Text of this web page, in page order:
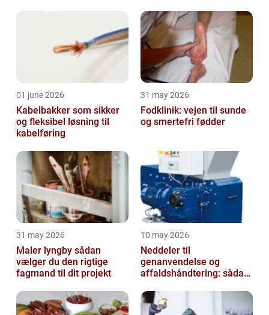
01 june 2026
Kabelbakker som sikker
og fleksibel løsning til
kabelføring
31 may 2026
Fodklinik: vejen til sunde
og smertefri fødder
31 may 2026
Maler lyngby sådan
vælger du den rigtige
fagmand til dit projekt
10 may 2026
Neddeler til
genanvendelse og
affaldshåndtering: sådan